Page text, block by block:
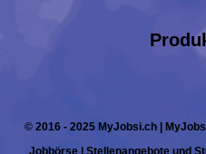
© 2016 - 2025 MyJobsi.ch |